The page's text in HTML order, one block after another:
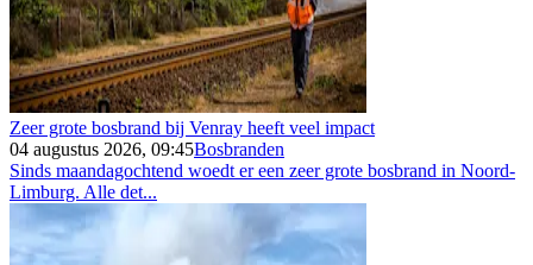
Zeer grote bosbrand bij Venray heeft veel impact
04 augustus 2026, 09:45Bosbranden
Sinds maandagochtend woedt er een zeer grote bosbrand in Noord-
Limburg. Alle det...